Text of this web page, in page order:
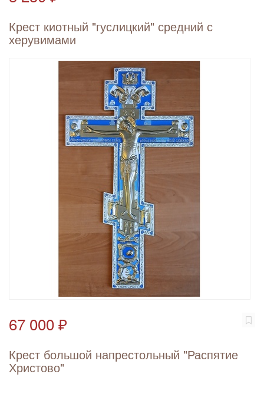
Крест киотный "гуслицкий" средний с
херувимами
67 000 ₽
Крест большой напрестольный "Распятие
Христово"